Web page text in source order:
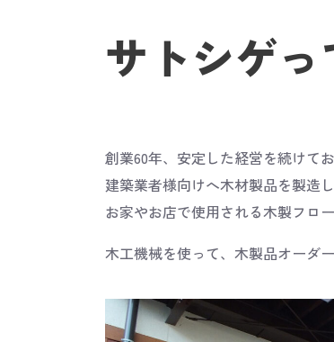
サトシゲ
創業60年、安定した経営を続けて
建築業者様向けへ木材製品を製造
お家やお店で使用される木製フロ
木工機械を使って、木製品オーダ